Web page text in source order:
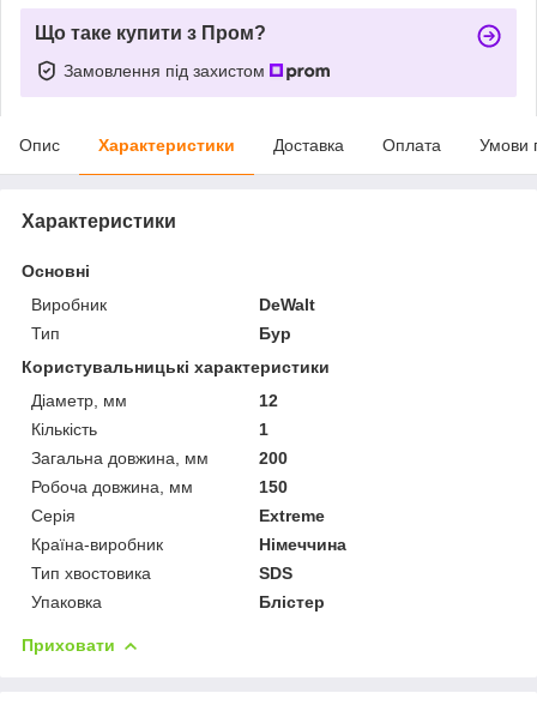
Що таке купити з Пром?
Замовлення під захистом
Опис Характеристики Доставка Оплата Умови
Характеристики
Основні
Виробник
DeWalt
Тип
Бур
Користувальницькі характеристики
Діаметр, мм
12
Кількість
1
Загальна довжина, мм
200
Робоча довжина, мм
150
Серія
Extreme
Країна-виробник
Німеччина
Тип хвостовика
SDS
Упаковка
Блістер
Приховати